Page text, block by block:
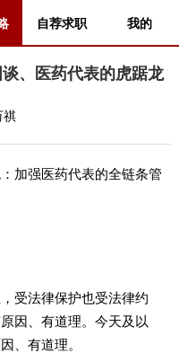
自荐求职 我的
、医药代表的虎踞龙
祺
强医药代表的全链条管
受法律保护也受法律约
因、有道理。今天及以
、有道理。